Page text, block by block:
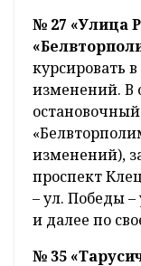
№ 27 «Улица
курсировать
изменений. В
изменений),
проспект
– ул. Победы
и далее по
№ 35